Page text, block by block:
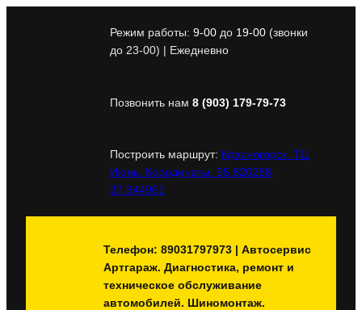
Режим работы: 9-00 до 19-00 (звонки
до 23-00) | Ежедневно
Позвонить нам 8 (903) 179-79-73
Построить маршрут: Красногорск, ТЦ
Июнь, Координаты: 55.820288,
37.344961
Телефон: 89031797973 | Автосервис
Артгараж. Диагностика, ремонт и
техническое обслуживание
автомобилей. Шиномонтаж.